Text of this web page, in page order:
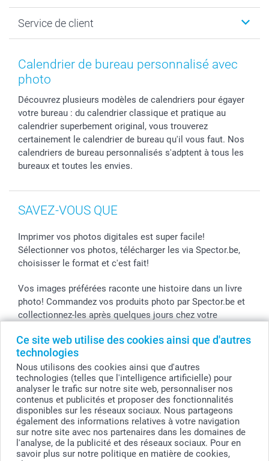
Ce site web utilise des cookies ainsi que d'autres
technologies
Nous utilisons des cookies ainsi que d'autres
technologies (telles que l'intelligence artificielle) pour
analyser le trafic sur notre site web, personnaliser nos
contenus et publicités et proposer des fonctionnalités
disponibles sur les réseaux sociaux. Nous partageons
également des informations relatives à votre navigation
sur notre site avec nos partenaires dans les domaines de
l'analyse, de la publicité et des réseaux sociaux. Pour en
savoir plus sur notre politique en matière de cookies,
Développement photo & Tirage photo
Cadres photo, accessoires déco & bonbons
Coques smartphone
Vie privée
smartbonus
Statut de ma commnade
Service de client
Calendrier de bureau personnalisé avec
photo
Découvrez plusieurs modèles de calendriers pour égayer
votre bureau : du calendrier classique et pratique au
calendrier superbement original, vous trouverez
certainement le calendrier de bureau qu'il vous faut. Nos
calendriers de bureau personnalisés s'adptent à tous les
bureaux et toutes les envies.
SAVEZ-VOUS QUE
Imprimer vos photos digitales est super facile!
Sélectionner vos photos, télécharger les via Spector.be,
choisisser le format et c'est fait!
Vos images préférées raconte une histoire dans un livre
photo! Commandez vos produits photo par Spector.be et
collectionnez-les après quelques jours chez votre
Vous pouvez bénificier des promos Spector par le code
de l'action! Utilisez le code dans votre panier.
© smartphoto group. Tous droits réservés
smartphoto group SA.
Siège social : Kwatrechtsteenweg 160, 9230 Wetteren, Belgique
Numéro de TVA BE 0405.706.755
Tous les prix sont en EURO (€), TVA incluse et hors frais de port.